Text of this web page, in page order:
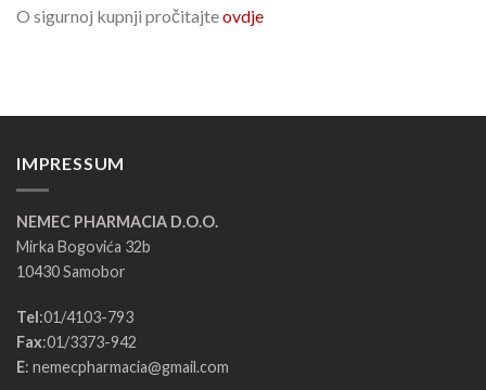
O sigurnoj kupnji pročitajteovdje
IMPRESSUM
NEMEC PHARMACIA D.O.O.
Mirka Bogovića 32b
10430 Samobor
Tel:01/4103-793
Fax:01/3373-942
E: nemecpharmacia@gmail.com